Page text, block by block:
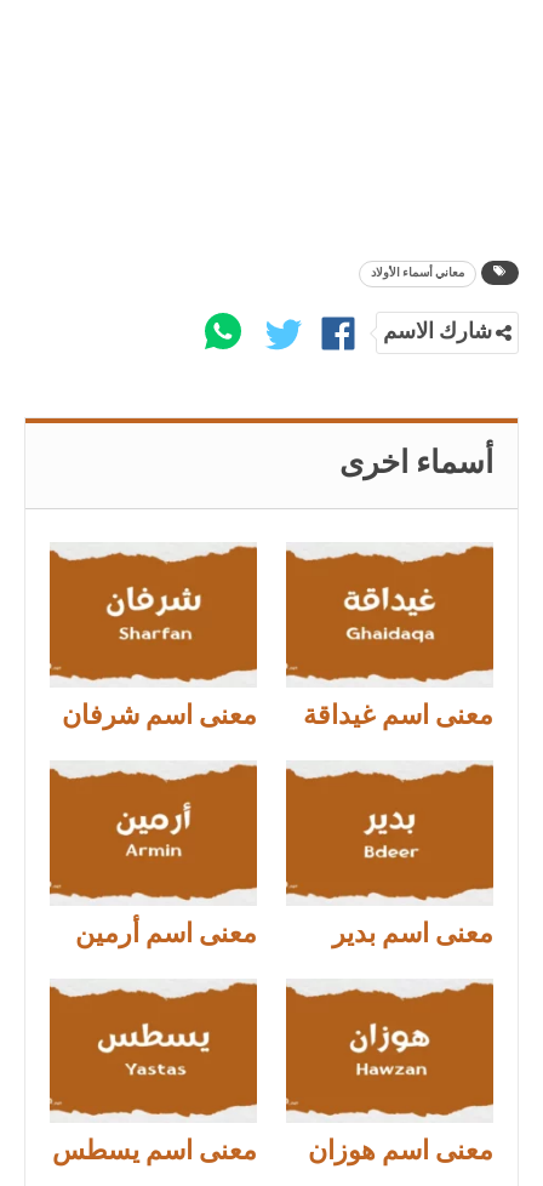
معاني أسماء الأولاد
شارك الاسم
أسماء اخرى
معنى اسم غيداقة معنى اسم شرفان
معنى اسم بدير معنى اسم أرمين
معنى اسم هوزان معنى اسم يسطس